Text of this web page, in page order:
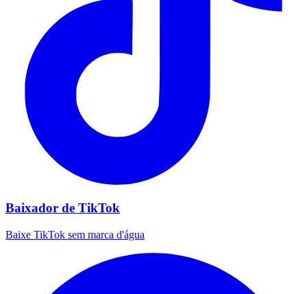
Baixador de TikTok
Baixe TikTok sem marca d'água